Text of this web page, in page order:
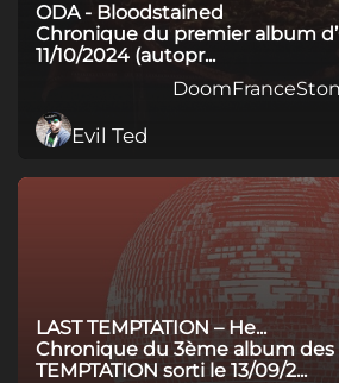
ODA - Bloodstained
Chronique du premier album
11/10/2024 (autopr...
DoomFrance
Evil Ted
LAST TEMPTATION – He...
Chronique du 3ème album des
TEMPTATION sorti le 13/09/2...